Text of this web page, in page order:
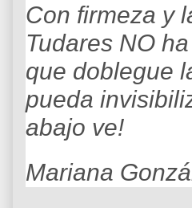
Con firmeza y
Tudares NO
que doblegue
pueda
abajo ve!
Mariana